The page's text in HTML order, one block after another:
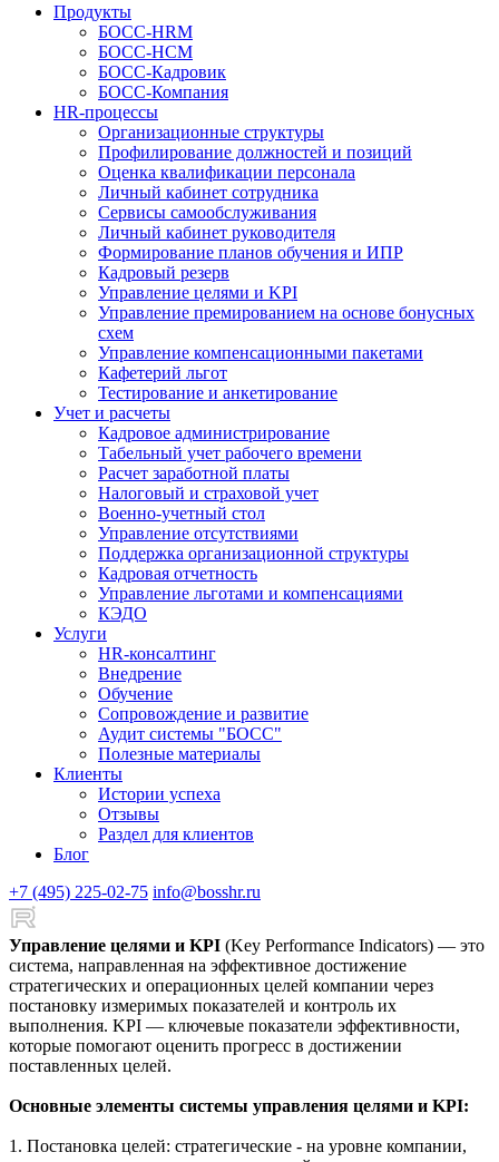
Продукты
БОСС-HRM
БОСС-HCM
БОСС-Кадровик
БОСС-Компания
HR-процессы
Организационные структуры
Профилирование должностей и позиций
Оценка квалификации персонала
Личный кабинет сотрудника
Сервисы самообслуживания
Личный кабинет руководителя
Формирование планов обучения и ИПР
Кадровый резерв
Управление целями и KPI
Управление премированием на основе бонусных
схем
Управление компенсационными пакетами
Кафетерий льгот
Тестирование и анкетирование
Учет и расчеты
Кадровое администрирование
Табельный учет рабочего времени
Расчет заработной платы
Налоговый и страховой учет
Военно-учетный стол
Управление отсутствиями
Поддержка организационной структуры
Кадровая отчетность
Управление льготами и компенсациями
КЭДО
Услуги
HR-консалтинг
Внедрение
Обучение
Сопровождение и развитие
Аудит системы "БОСС"
Полезные материалы
Клиенты
Истории успеха
Отзывы
Раздел для клиентов
Блог
+7 (495) 225-02-75 info@bosshr.ru
Управление целями и KPI (Key Performance Indicators) — это
система, направленная на эффективное достижение
стратегических и операционных целей компании через
постановку измеримых показателей и контроль их
выполнения. KPI — ключевые показатели эффективности,
которые помогают оценить прогресс в достижении
поставленных целей.
Основные элементы системы управления целями и KPI:
1. Постановка целей: стратегические - на уровне компании,